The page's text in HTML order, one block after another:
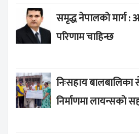
समृद्ध नेपालको मार्ग :
परिणाम चाहिन्छ
निःसहाय
निर्माणमा लायन्सको